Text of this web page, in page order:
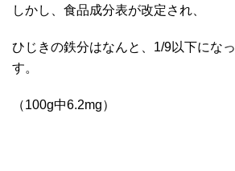
しかし、食品成分表が改定され、
ひじきの鉄分はなんと、1/9以下にな
す。
（100g中6.2mg）